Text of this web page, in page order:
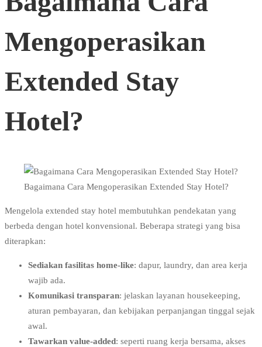
Mengoperasikan
Extended Stay
Hotel?
Bagaimana Cara Mengoperasikan Extended Stay Hotel?
Mengelola extended stay hotel membutuhkan pendekatan yang
berbeda dengan hotel konvensional. Beberapa strategi yang bisa
diterapkan:
Sediakan fasilitas home-like: dapur, laundry, dan area kerja
wajib ada.
Komunikasi transparan: jelaskan layanan housekeeping,
aturan pembayaran, dan kebijakan perpanjangan tinggal sejak
awal.
Tawarkan value-added: seperti ruang kerja bersama, akses